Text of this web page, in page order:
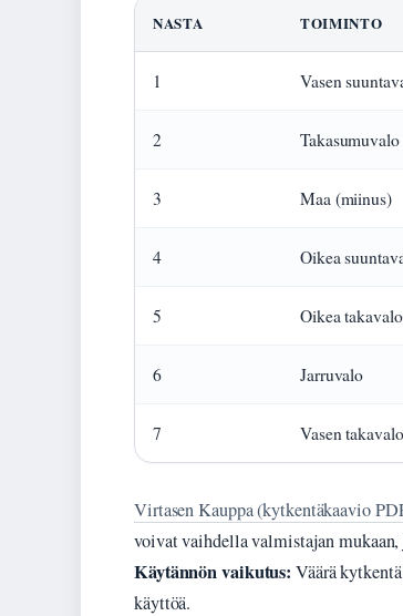
NASTA TOIMINTO
1 Vasen
2 Takasumuvalo
3 Maa (miinus)
4 Oikea
5 Oikea takavalo
6 Jarruvalo
7 Vasen takavalo
Virtasen Kauppa (kytkentäkaavio
voivat vaihdella valmistajan
Käytännön vaikutus: Väärä
käyttöä.